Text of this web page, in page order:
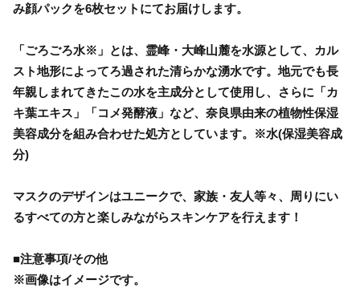
み顔パックを6枚セットにてお届けします。
「ごろごろ水※」とは、霊峰・大峰山麓を水源として、カル
スト地形によってろ過された清らかな湧水です。地元でも長
年親しまれてきたこの水を主成分として使用し、さらに「カ
キ葉エキス」「コメ発酵液」など、奈良県由来の植物性保湿
美容成分を組み合わせた処方としています。※水(保湿美容成
分)
マスクのデザインはユニークで、家族・友人等々、周りにい
るすべての方と楽しみながらスキンケアを行えます！
■注意事項/その他
※画像はイメージです。